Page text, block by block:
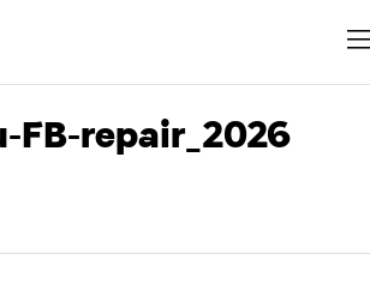
FB-repair_2026